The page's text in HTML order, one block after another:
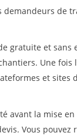
demandeurs de
gratuite et sans
Une fois
et sites
avant la mise
Vous pouvez